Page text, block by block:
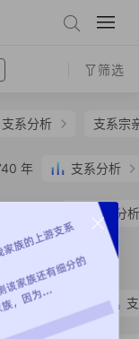
筛选
支系分析 支系宗
年 支系分析
年 支系分
亲 SNP
间距今 1390 年